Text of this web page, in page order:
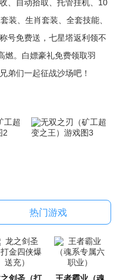
、自动拾取、托管挂机、10
装、生肖套装、全套技能、
号免费送，七星塔返利领不
燃。白嫖豪礼免费领取羽
弟们一起征战沙场吧！
热门游戏